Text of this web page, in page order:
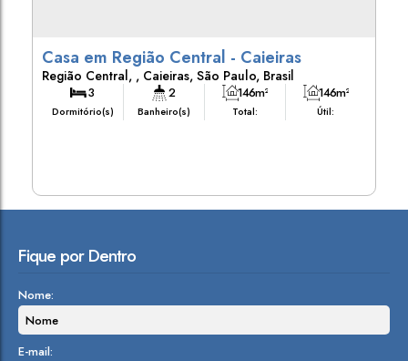
Casa em Região Central - Caieiras
Região Central , Caieiras, São Paulo, Brasil
3
Dormitório(s)
2
Banheiro(s) Total:
146m²
Útil:
146m²
Fique por Dentro
Nome:
E-mail: